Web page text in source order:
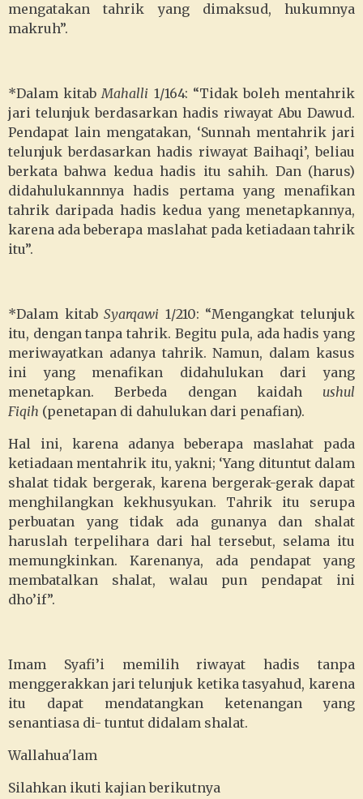
mengatakan tahrik yang dimaksud, hukumnya
makruh”.
*Dalam kitabMahalli 1/164: “Tidak boleh mentahrik
jari telunjuk berdasarkan hadis riwayat Abu Dawud.
Pendapat lain mengatakan, ‘Sunnah mentahrik jari
telunjuk berdasarkan hadis riwayat Baihaqi’, beliau
berkata bahwa kedua hadis itu sahih. Dan (harus)
didahulukannnya hadis pertama yang menafikan
tahrik daripada hadis kedua yang menetapkannya,
karena ada beberapa maslahat pada ketiadaan tahrik
itu”.
*Dalam kitabSyarqawi 1/210: “Mengangkat telunjuk
itu, dengan tanpa tahrik. Begitu pula, ada hadis yang
meriwayatkan adanya tahrik. Namun, dalam kasus
ini yang menafikan didahulukan dari yang
menetapkan. Berbeda dengan kaidah ushul
Fiqih (penetapan di dahulukan dari penafian).
Hal ini, karena adanya beberapa maslahat pada
ketiadaan mentahrik itu, yakni; ‘Yang dituntut dalam
shalat tidak bergerak, karena bergerak-gerak dapat
menghilangkan kekhusyukan. Tahrik itu serupa
perbuatan yang tidak ada gunanya dan shalat
haruslah terpelihara dari hal tersebut, selama itu
memungkinkan. Karenanya, ada pendapat yang
membatalkan shalat, walau pun pendapat ini
dho’if”.
Imam Syafi’i memilih riwayat hadis tanpa
menggerakkan jari telunjuk ketika tasyahud, karena
itu dapat mendatangkan ketenangan yang
senantiasa di- tuntut didalam shalat.
Wallahua'lam
Silahkan ikuti kajian berikutnya